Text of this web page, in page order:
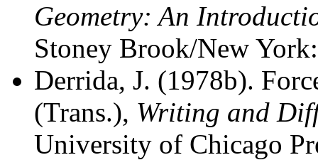
Geometry: An
Stoney Brook/New
Derrida, J. (1978b).
(Trans.), Writing and
University of Chicago